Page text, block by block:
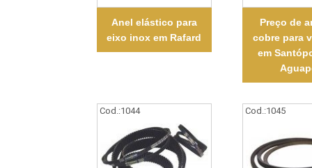
Anel elástico para
eixo inox em Rafard
Preço de
cobre para
em
Cod.:1044 Cod.:1045